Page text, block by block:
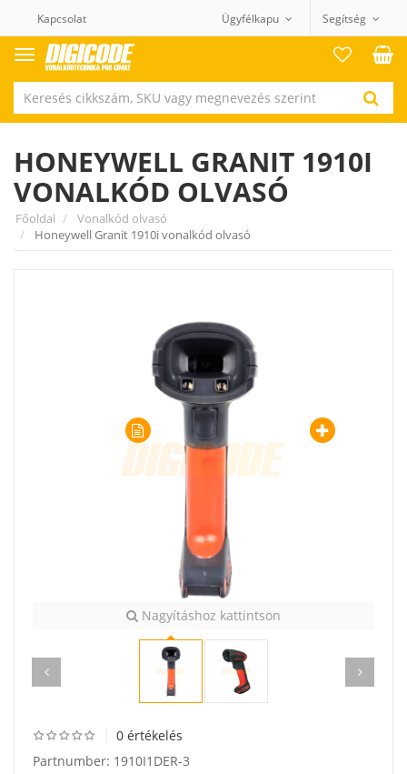
Kapcsolat Ügyfélkapu Segítség
Termék
kategóriák
HONEYWELL GRANIT 1910I
VONALKÓD OLVASÓ
Főoldal
Vonalkód olvasó
Honeywell Granit 1910i vonalkód olvasó
Nagyításhoz kattintson
0 értékelés
Partnumber: 1910I1DER-3